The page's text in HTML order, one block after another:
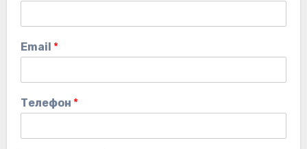
Email *
Телефон *